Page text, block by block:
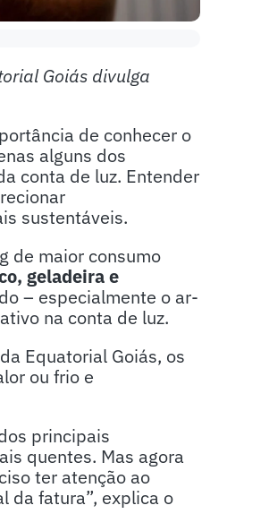
Goiás divulga
de conhecer o
alguns dos
conta de luz. Entender
sustentáveis.
de maior consumo
geladeira e
– especialmente o ar-
na conta de luz.
Equatorial Goiás, os
ou frio e
principais
quentes. Mas agora
ter atenção ao
da fatura”, explica o